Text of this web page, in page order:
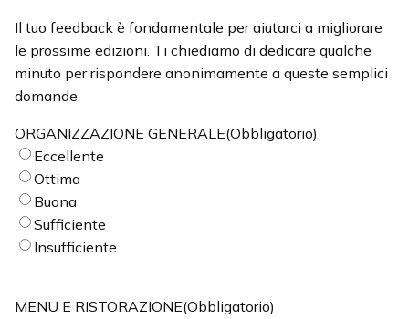
Il tuo feedback è fondamentale per aiutarci a migliorare
le prossime edizioni. Ti chiediamo di dedicare qualche
minuto per rispondere anonimamente a queste semplici
domande.
ORGANIZZAZIONE GENERALE(Obbligatorio)
Eccellente
Ottima
Buona
Sufficiente
Insufficiente
MENU E RISTORAZIONE(Obbligatorio)